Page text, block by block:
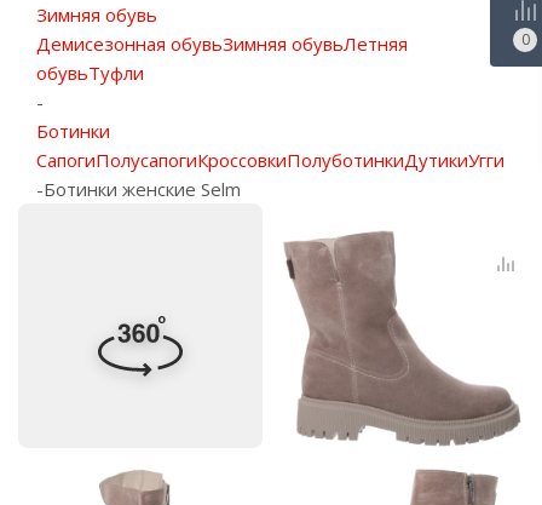
Зимняя обувь
Демисезонная обувьЗимняя обувьЛетняя
обувьТуфли
-
Ботинки
СапогиПолусапогиКроссовкиПолуботинкиДутикиУгги
-Ботинки женские Selm
0